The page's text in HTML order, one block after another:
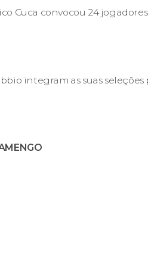
Cuca convocou 24
integram as suas seleções